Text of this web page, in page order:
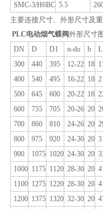
SMC-3/H6BC 5.5
主要连接尺寸、外形尺寸及
PLC电动烟气蝶阀外形尺寸
DN
D D1 n-do b
L
300
440 395 12-22 18
400
540 495 16-22 18
500
645 600 20-22 18
600
755 705 20-26 20
700
860 810 24-26 20
800
975 920 24-30 20
900
1075 1020 24-30 20
1000 1175 1120 28-30 20
1100 1275 1220 28-30 20
1200 1375 1320 32-30 20